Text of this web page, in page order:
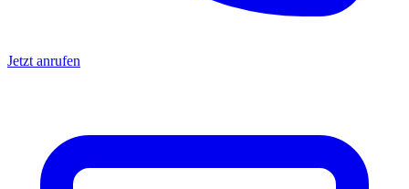
Jetzt anrufen